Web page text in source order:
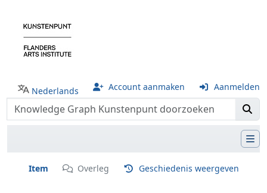
Nederlands Account aanmaken Aanmelden
Item Overleg Geschiedenis weergeven